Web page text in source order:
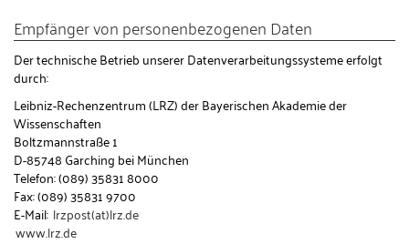
Empfänger von personenbezogenen Daten
Der technische Betrieb unserer Datenverarbeitungssysteme erfolgt
durch:
Leibniz-Rechenzentrum (LRZ) der Bayerischen Akademie der
Wissenschaften
Boltzmannstraße 1
D-85748 Garching bei München
Telefon: (089) 35831 8000
Fax: (089) 35831 9700
E-Mail: lrzpost(at)lrz.de
www.lrz.de